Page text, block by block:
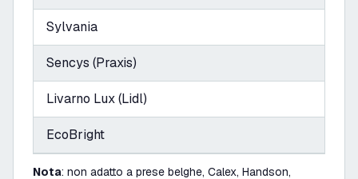
Sylvania
Sencys (Praxis)
Livarno Lux (Lidl)
EcoBright
Nota: non adatto a prese belghe, Calex, Handson,